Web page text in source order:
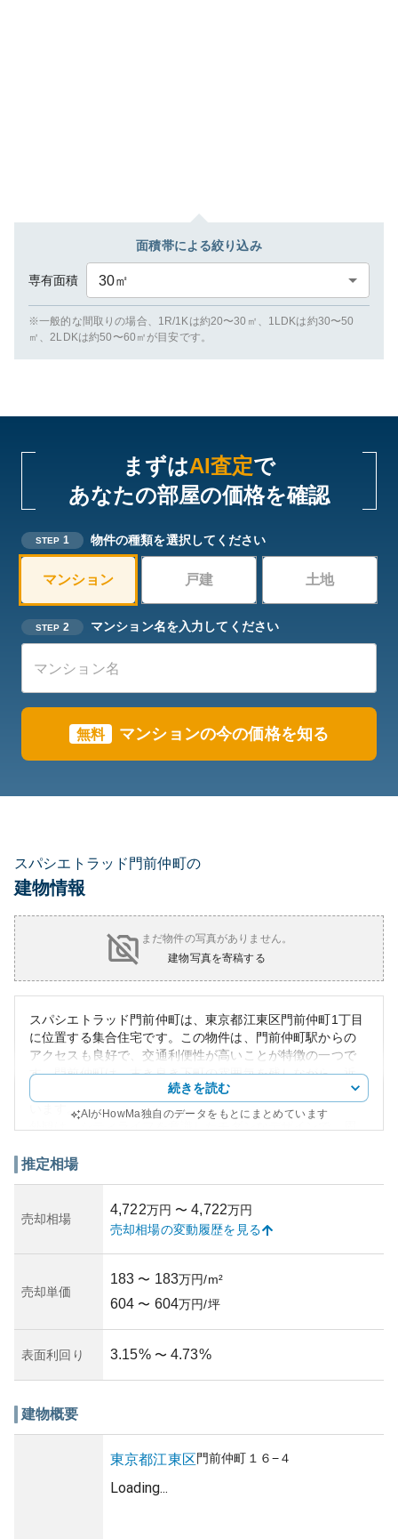
面積帯による絞り込み
専有面積 30㎡
※一般的な間取りの場合、1R/1Kは約20〜30㎡、1LDKは約30〜50
㎡、2LDKは約50〜60㎡が目安です。
まずはAI査定で
あなたの部屋の価格を確認
STEP 1 物件の種類を選択してください
マンション 戸建 土地
STEP 2 マンション名を入力してください
無料 マンションの今の価格を知る
スパシエトラッド門前仲町の
建物情報
まだ物件の写真がありません。
建物写真を寄稿する
スパシエトラッド門前仲町は、東京都江東区門前仲町1丁目
に位置する集合住宅です。この物件は、門前仲町駅からの
アクセスも良好で、交通利便性が高いことが特徴の一つで
す。門前仲町は、古き良き下町の雰囲気を残しながら、近
年の都市開発によって便利な住宅エリアとして注目されて
います。
震・防犯対策も考慮されており、安全安心な居住空間を提
により、今後も高い資産価値が期待できます。ただし、所
有リスクとしては、災害リスクが考慮されるべき点です。
特に地震や水害の影響を受けやすい地域であるため、住宅
できませんでしたが、都市型集合住宅として通常の管理レ
ベルが保たれていることが予想されます。
続きを読む
AIがHowMa独自のデータをもとにまとめています
推定相場
売却相場
4,722万円 〜 4,722万円
売却相場の変動履歴を見る
売却単価
183 〜 183万円/m²
604 〜 604万円/坪
表面利回り 3.15% 〜 4.73%
建物概要
東京都江東区門前仲町 １６−４
Loading...